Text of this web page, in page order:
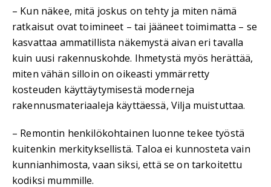
– Kun näkee, mitä joskus on tehty ja miten nämä
ratkaisut ovat toimineet – tai jääneet toimimatta – se
kasvattaa ammatillista näkemystä aivan eri tavalla
kuin uusi rakennuskohde. Ihmetystä myös herättää,
miten vähän silloin on oikeasti ymmärretty
kosteuden käyttäytymisestä moderneja
rakennusmateriaaleja käyttäessä, Vilja muistuttaa.
– Remontin henkilökohtainen luonne tekee työstä
kuitenkin merkityksellistä. Taloa ei kunnosteta vain
kunnianhimosta, vaan siksi, että se on tarkoitettu
kodiksi mummille.